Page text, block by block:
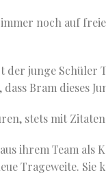
noch auf
junge Schüler
Bram dieses
stets mit
ihrem Team als
Trageweite.